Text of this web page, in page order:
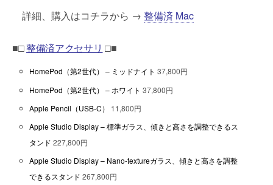
詳細、購入はコチラから → 整備済 Mac
■□整備済アクセサリ □■
HomePod（第2世代） – ミッドナイト 37,800円
HomePod（第2世代） – ホワイト 37,800円
Apple Pencil（USB-C）
11,800円
Apple Studio Display – 標準ガラス、傾きと高さを調整できるス
タンド227,800円
Apple Studio Display – Nano-textureガラス、傾きと高さを調整
できるスタンド267,800円